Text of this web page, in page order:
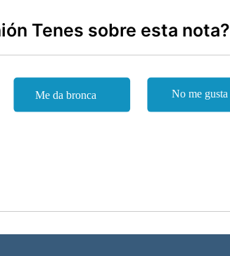
Tenes sobre esta nota?